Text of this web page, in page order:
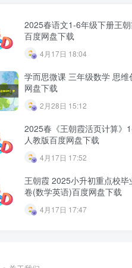
2025春语文1-6年级下册王朝
百度网盘下载
4月17日 18:04
学而思微课 三年级数学 思
网盘下载
2月28日 15:12
2025春《王朝霞活页计算》
人教版百度网盘下载
4月17日 17:52
王朝霞 2025小升初重点校
卷(数学英语)百度网盘下载
4月17日 17:47